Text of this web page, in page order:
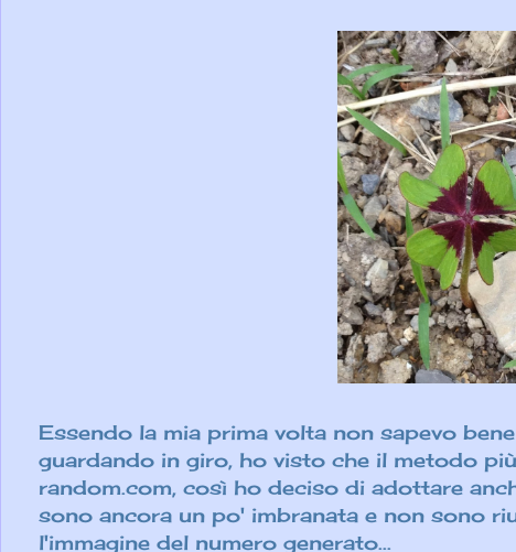
Essendo la mia prima volta non sapevo
guardando in giro, ho visto che il metodo
random.com, così ho deciso di adottare
sono ancora un po' imbranata e non sono
l'immagine del numero generato...